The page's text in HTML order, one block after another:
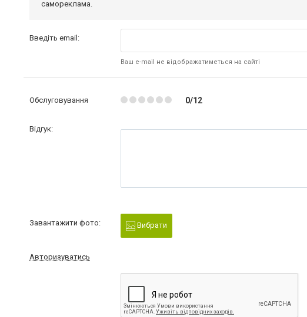
самореклама.
Введіть email:
Ваш e-mail не відображатиметься на сайті
Обслуговування 0/12
Відгук:
Завантажити фото: Вибрати
Авторизуватись